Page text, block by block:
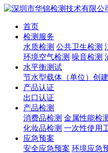
首页
检测服务
水质检测 公共卫生检测
环境空气检测 噪音检测
水平衡测试
节水型载体（单位）创建
产品认证
出口认证
产品检测
消费品检测 金属性能检
化妆品检测 一次性使用
应急预案
安全应急预案 环境应急